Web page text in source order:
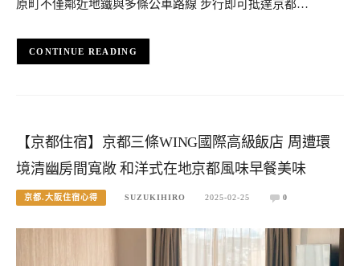
原町不僅鄰近地鐵與多條公車路線 步行即可抵達京都…
CONTINUE READING
【京都住宿】京都三條WING國際高級飯店 周遭環
境清幽房間寬敞 和洋式在地京都風味早餐美味
京都.大阪住宿心得 SUZUKIHIRO 2025-02-25 0